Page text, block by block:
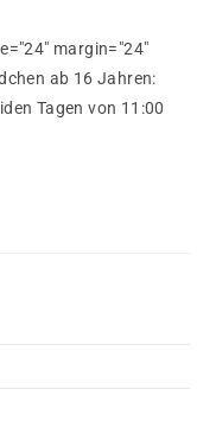
margin="24"
ab 16 Jahren:
Tagen von 11:00